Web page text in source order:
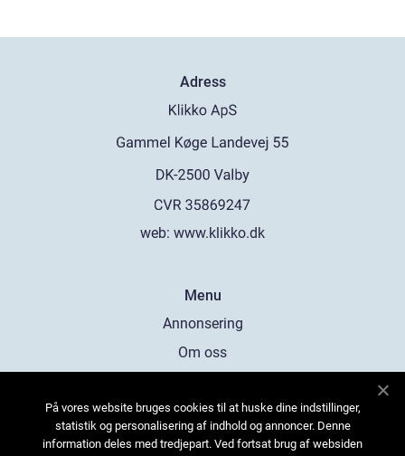
Adress
web: www.klikko.dk
Menu
Annonsering
Om oss
Kontakta oss
Sitemap
På vores website bruges cookies til at huske dine indstillinger,
statistik og personalisering af indhold og annoncer. Denne
information deles med tredjepart. Ved fortsat brug af websiden